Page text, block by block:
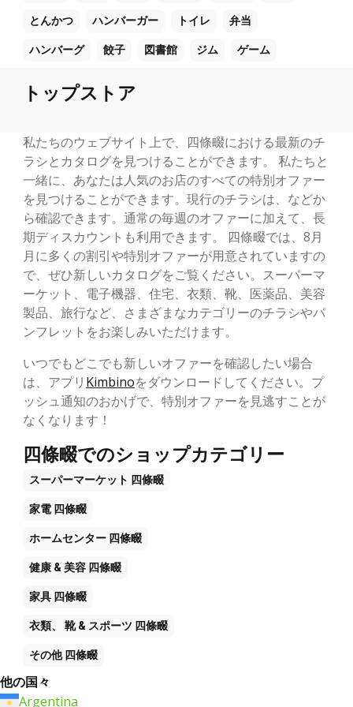
とんかつ ハンバーガー トイレ 弁当
ハンバーグ 餃子 図書館 ジム ゲーム
トップストア
私たちのウェブサイト上で、四條畷における最新のチ
ラシとカタログを見つけることができます。 私たちと
一緒に、あなたは人気のお店のすべての特別オファー
を見つけることができます。現行のチラシは、などか
ら確認できます。通常の毎週のオファーに加えて、長
期ディスカウントも利用できます。 四條畷では、8月
月に多くの割引や特別オファーが用意されていますの
で、ぜひ新しいカタログをご覧ください。スーパーマ
ーケット、電子機器、住宅、衣類、靴、医薬品、美容
製品、旅行など、さまざまなカテゴリーのチラシやパ
ンフレットをお楽しみいただけます。
いつでもどこでも新しいオファーを確認したい場合
は、アプリ Kimbinoをダウンロードしてください。プ
ッシュ通知のおかげで、特別オファーを見逃すことが
なくなります！
四條畷でのショップカテゴリー
スーパーマーケット 四條畷
家電 四條畷
ホームセンター 四條畷
健康 & 美容 四條畷
家具 四條畷
衣類、 靴 & スポーツ 四條畷
その他四條畷
他の国々
Argentina